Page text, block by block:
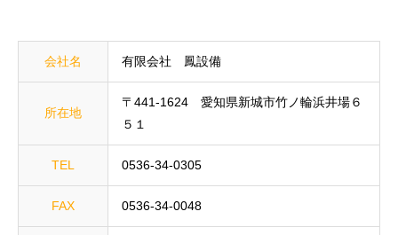
会社名 有限会社 鳳設備
所在地
〒441-1624 愛知県新城市竹ノ輪浜井場６
５１
TEL 0536-34-0305
FAX 0536-34-0048